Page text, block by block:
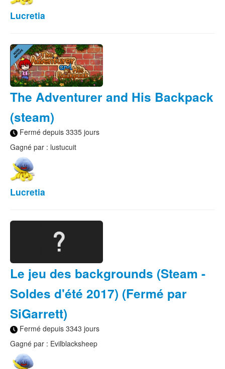
Lucretia
The Adventurer and His Backpack
(steam)
Fermé depuis 3335 jours
Gagné par : lustucuit
Lucretia
Le jeu des backgrounds (Steam -
Soldes d'été 2017) (Fermé par
SiGarrett)
Fermé depuis 3343 jours
Gagné par : Evilblacksheep